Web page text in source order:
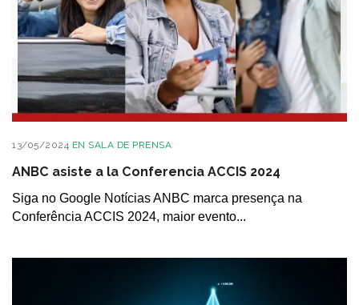
13/05/2024 EN SALA DE PRENSA
ANBC asiste a la Conferencia ACCIS 2024
Siga no Google Notícias ANBC marca presença na
Conferência ACCIS 2024, maior evento...